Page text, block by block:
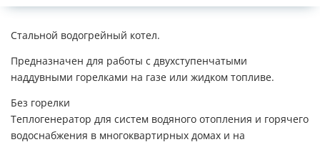
Стальной водогрейный котел.
Предназначен для работы с двухступенчатыми
наддувными горелками на газе или жидком топливе.
Без горелки
Теплогенератор для систем водяного отопления и горячего
водоснабжения в многоквартирных домах и на